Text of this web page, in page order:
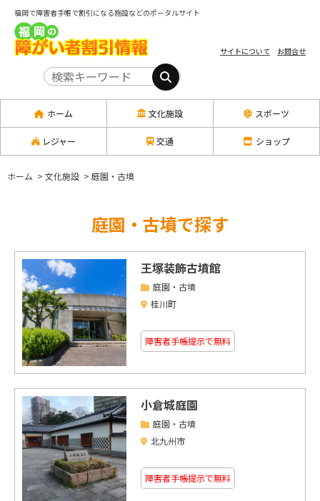
福岡で障害者手帳で割引になる施設などのポータルサイト
サイトについて お問合せ
ホーム 文化施設 スポーツ
レジャー 交通 ショップ
ホーム > 文化施設 > 庭園・古墳
庭園・古墳で探す
王塚装飾古墳館
庭園・古墳
桂川町
障害者手帳提示で無料
小倉城庭園
庭園・古墳
北九州市
障害者手帳提示で無料